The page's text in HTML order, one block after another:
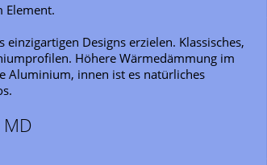
Element.
Designs erzielen. Klassisches,
Höhere Wärmedämmung im
Aluminium, innen ist es natürliches